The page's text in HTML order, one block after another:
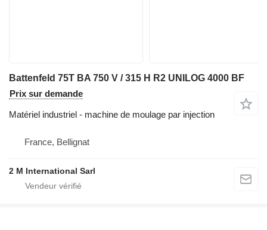
Battenfeld 75T BA 750 V / 315 H R2 UNILOG 4000 BF
Prix sur demande
Matériel industriel - machine de moulage par injection
France, Bellignat
2 M International Sarl